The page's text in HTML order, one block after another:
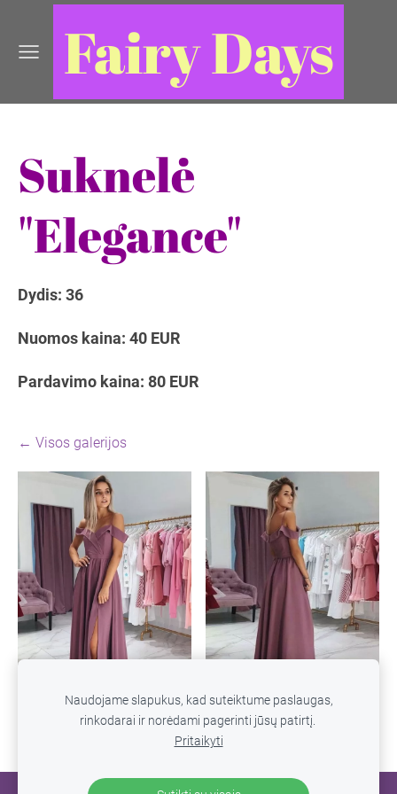
Fairy Days
Suknelė
"Elegance"
Dydis: 36
Nuomos kaina: 40 EUR
Pardavimo kaina: 80 EUR
Visos galerijos
Naudojame slapukus, kad suteiktume paslaugas,
rinkodarai ir norėdami pagerinti jūsų patirtį.
Pritaikyti